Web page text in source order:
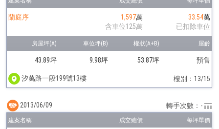
蘭庭序 1,597萬
含車位125萬
33.54萬
已扣除車位
43.89坪 9.98坪 53.87坪 預售
汐萬路一段199號13樓 樓別：13/15
2013/06/09 轉手次數：-